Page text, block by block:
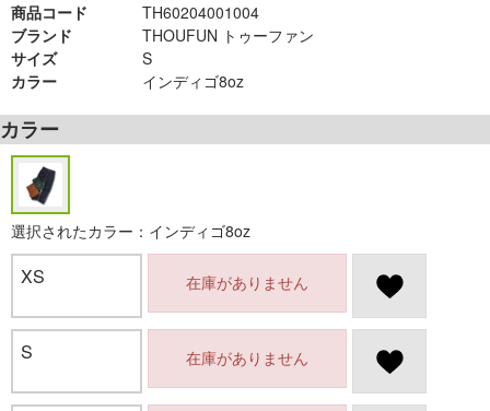
商品コード
TH60204001004
ブランド
THOUFUN トゥーファン
サイズ
S
カラー
インディゴ8oz
カラー
選択されたカラー：インディゴ8oz
XS 在庫がありません
S 在庫がありません